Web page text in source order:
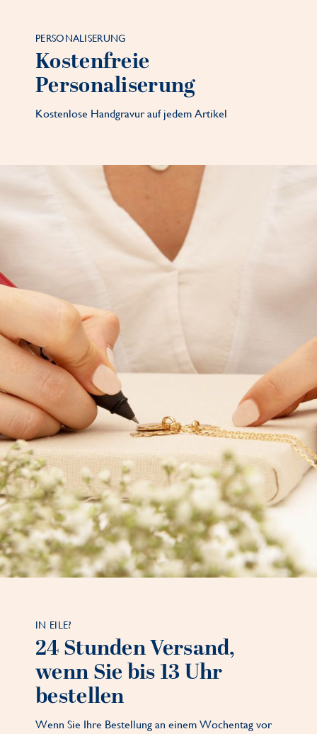
PERSONALISERUNG
Kostenfreie
Personaliserung
Kostenlose Handgravur auf jedem Artikel
IN EILE?
24 Stunden Versand,
wenn Sie bis 13 Uhr
bestellen
Wenn Sie Ihre Bestellung an einem Wochentag vor